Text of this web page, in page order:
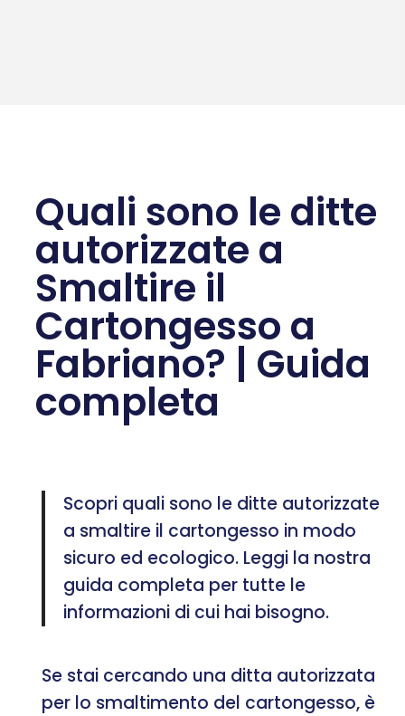
Quali sono le ditte
autorizzate a
Smaltire il
Cartongesso a
Fabriano? | Guida
completa
Scopri quali sono le ditte autorizzate
a smaltire il cartongesso in modo
sicuro ed ecologico. Leggi la nostra
guida completa per tutte le
informazioni di cui hai bisogno.
Se stai cercando una ditta autorizzata
per lo smaltimento del cartongesso, è